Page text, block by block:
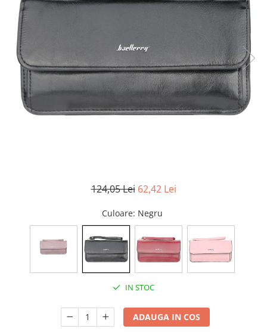
124,05 Lei 62,42 Lei
Culoare: Negru
IN STOC
ADAUGA IN COS